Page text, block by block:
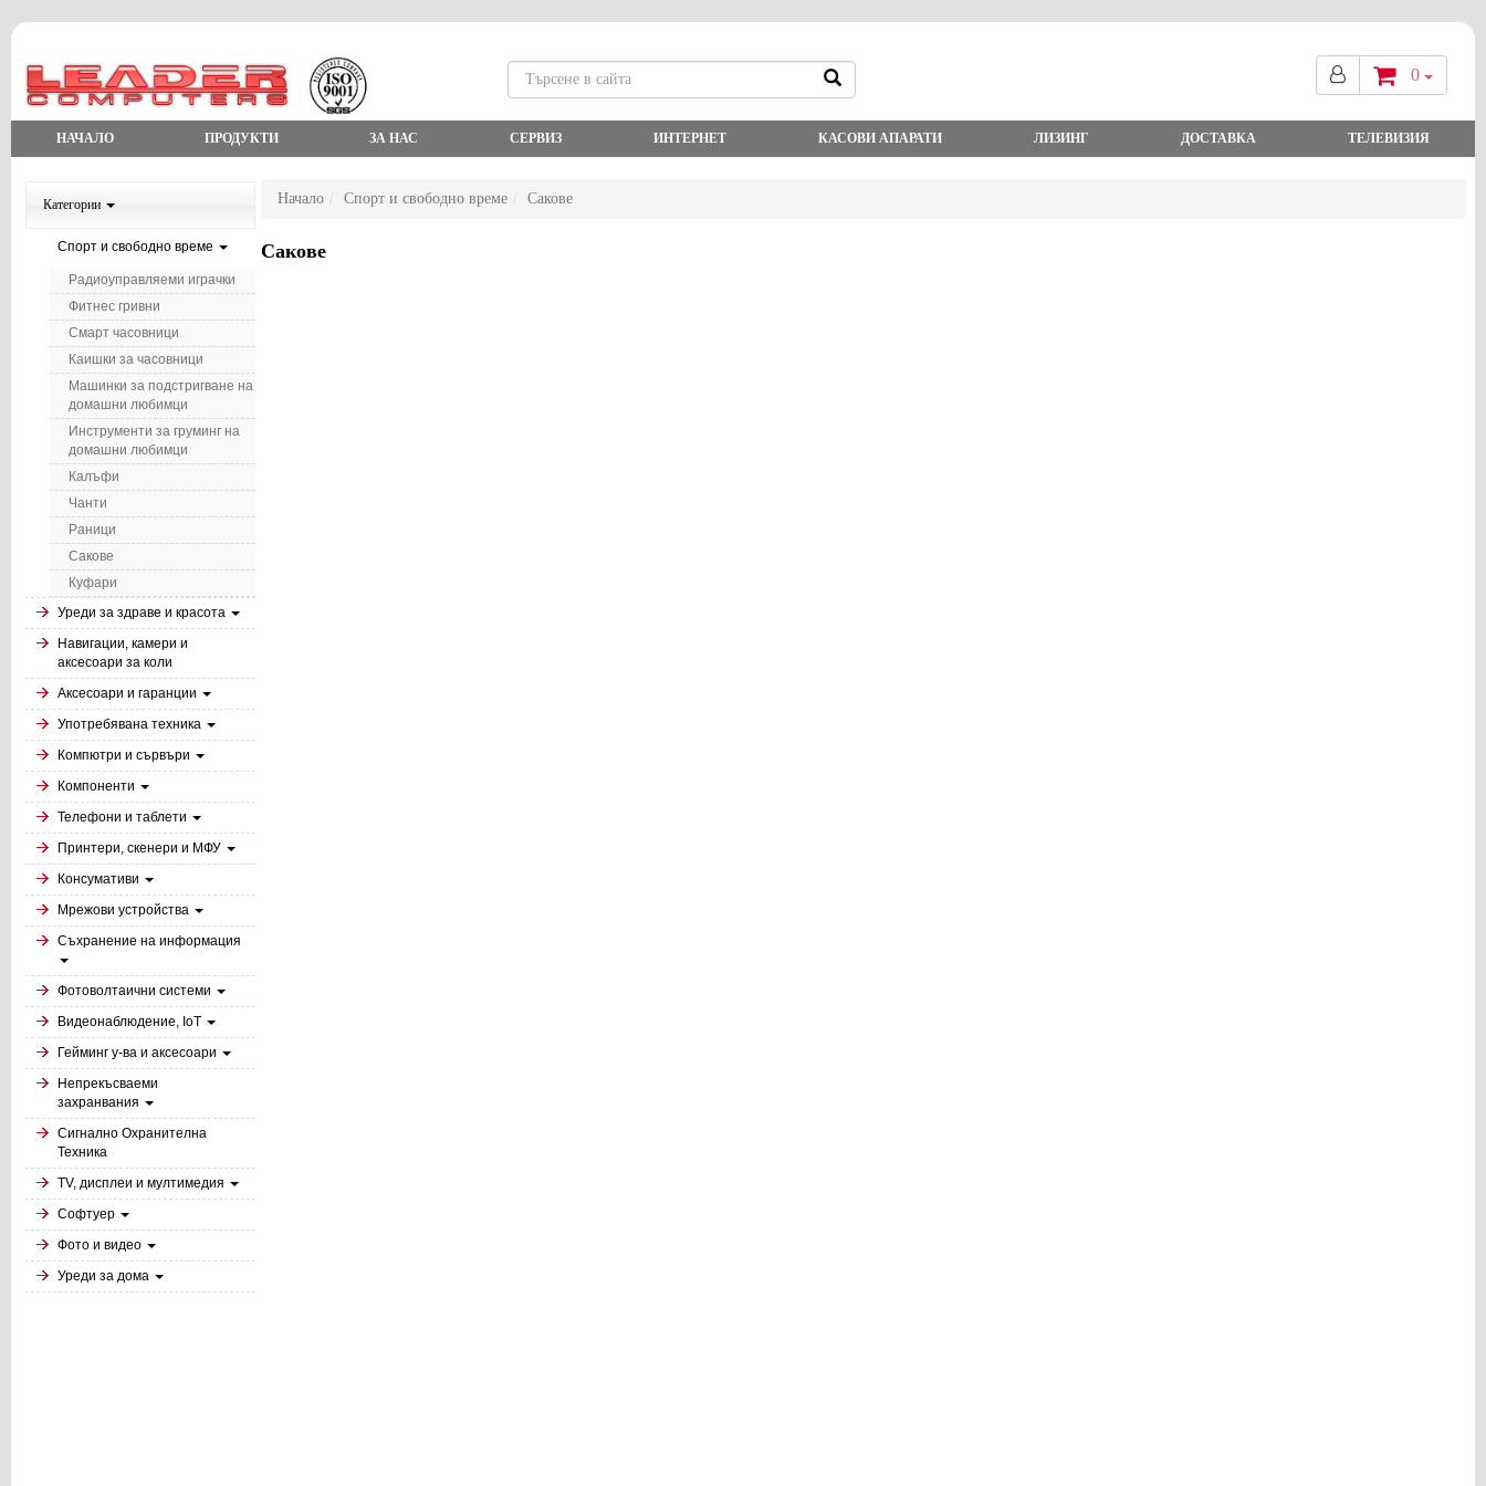
0
НАЧАЛО ПРОДУКТИ ЗА НАС СЕРВИЗ ИНТЕРНЕТ КАСОВИ АПАРАТИ ЛИЗИНГ ДОСТАВКА ТЕЛЕВИЗИЯ
Категории
Спорт и свободно време
Радиоуправляеми играчки
Фитнес гривни
Смарт часовници
Каишки за часовници
Машинки за подстригване на
домашни любимци
Инструменти за груминг на
домашни любимци
Калъфи
Чанти
Раници
Сакове
Куфари
Уреди за здраве и красота
Навигации, камери и
аксесоари за коли
Аксесоари и гаранции
Употребявана техника
Компютри и сървъри
Компоненти
Телефони и таблети
Принтери, скенери и МФУ
Консумативи
Мрежови устройства
Съхранение на информация
Фотоволтаични системи
Видеонаблюдение, IoT
Гейминг у-ва и аксесоари
Непрекъсваеми
захранвания
Сигнално Охранителна
Техника
TV, дисплеи и мултимедия
Софтуер
Фото и видео
Уреди за дома
Начало Спорт и свободно време Сакове
Сакове